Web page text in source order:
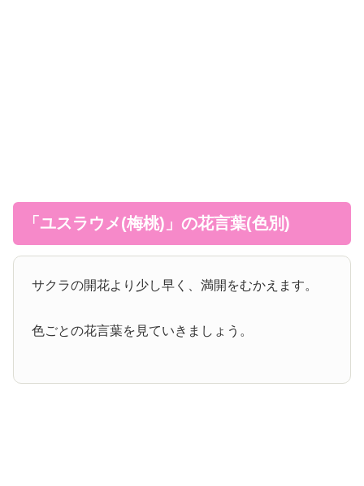
「ユスラウメ(梅桃)」の花言葉(色別)
サクラの開花より少し早く、満開をむかえます。
色ごとの花言葉を見ていきましょう。